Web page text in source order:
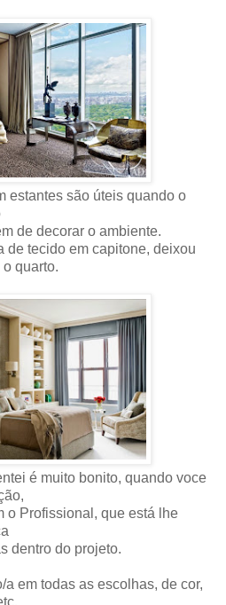
estantes são úteis quando o
de decorar o ambiente.
de tecido em capitone, deixou
quarto.
é muito bonito, quando voce
o Profissional, que está lhe
dentro do projeto.
a em todas as escolhas, de cor,